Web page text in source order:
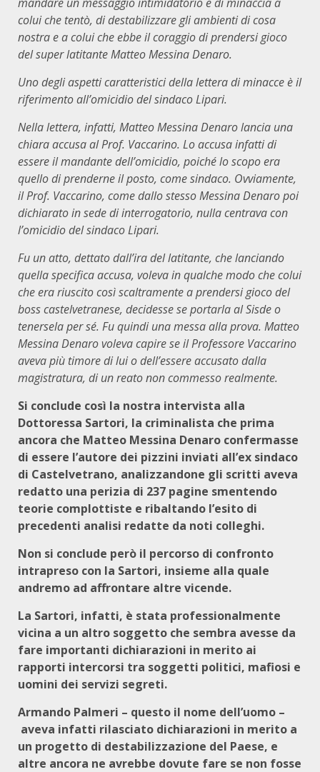
colui che tentò, di destabilizzare gli ambienti di cosa
nostra e a colui che ebbe il coraggio di prendersi gioco
del super latitante Matteo Messina Denaro.
Uno degli aspetti caratteristici della lettera di minacce è il
riferimento all’omicidio del sindaco Lipari.
Nella lettera, infatti, Matteo Messina Denaro lancia una
chiara accusa al Prof. Vaccarino. Lo accusa infatti di
essere il mandante dell’omicidio, poiché lo scopo era
quello di prenderne il posto, come sindaco. Ovviamente,
il Prof. Vaccarino, come dallo stesso Messina Denaro poi
dichiarato in sede di interrogatorio, nulla centrava con
l’omicidio del sindaco Lipari.
Fu un atto, dettato dall’ira del latitante, che lanciando
quella specifica accusa, voleva in qualche modo che colui
che era riuscito così scaltramente a prendersi gioco del
boss castelvetranese, decidesse se portarla al Sisde o
tenersela per sé. Fu quindi una messa alla prova. Matteo
Messina Denaro voleva capire se il Professore Vaccarino
aveva più timore di lui o dell’essere accusato dalla
magistratura, di un reato non commesso realmente.
Si conclude così la nostra intervista alla
Dottoressa Sartori, la criminalista che prima
ancora che Matteo Messina Denaro confermasse
di essere l’autore dei pizzini inviati all’ex sindaco
di Castelvetrano, analizzandone gli scritti aveva
redatto una perizia di 237 pagine smentendo
teorie complottiste e ribaltando l’esito di
precedenti analisi redatte da noti colleghi.
Non si conclude però il percorso di confronto
intrapreso con la Sartori, insieme alla quale
andremo ad affrontare altre vicende.
La Sartori, infatti, è stata professionalmente
vicina a un altro soggetto che sembra avesse da
fare importanti dichiarazioni in merito ai
rapporti intercorsi tra soggetti politici, mafiosi e
uomini dei servizi segreti.
Armando Palmeri – questo il nome dell’uomo –
aveva infatti rilasciato dichiarazioni in merito a
un progetto di destabilizzazione del Paese, e
altre ancora ne avrebbe dovute fare se non fosse